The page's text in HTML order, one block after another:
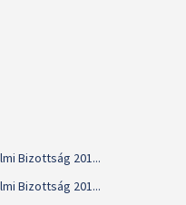
Bizottság 201...
Bizottság 201...